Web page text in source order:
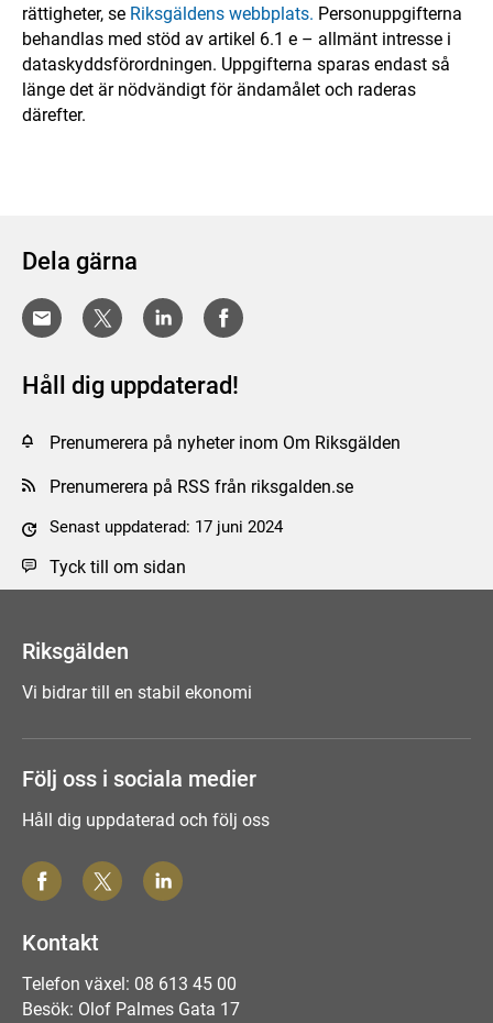
rättigheter, se Riksgäldens webbplats. Personuppgifterna
behandlas med stöd av artikel 6.1 e – allmänt intresse i
dataskyddsförordningen. Uppgifterna sparas endast så
länge det är nödvändigt för ändamålet och raderas
därefter.
Dela gärna
Håll dig uppdaterad!
Prenumerera på nyheter inom Om Riksgälden
Prenumerera på RSS från riksgalden.se
Senast uppdaterad: 17 juni 2024
Tyck till om sidan
Riksgälden
Vi bidrar till en stabil ekonomi
Följ oss i sociala medier
Håll dig uppdaterad och följ oss
Kontakt
Telefon växel: 08 613 45 00
Besök: Olof Palmes Gata 17